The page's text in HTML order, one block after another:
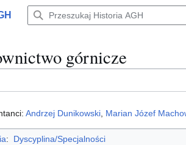
górnicze
Andrzej Dunikowski Marian Józef
: Dyscyplina/Specjalności